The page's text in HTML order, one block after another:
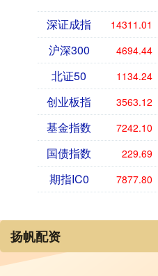
深证成指 14311.01
沪深300 4694.44
北证50 1134.24
创业板指 3563.12
基金指数 7242.10
国债指数 229.69
期指IC0 7877.80
扬帆配资